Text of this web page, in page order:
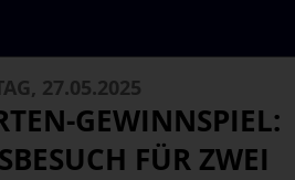
27.05.2025
GEWINNSPIEL:
FÜR ZWEI